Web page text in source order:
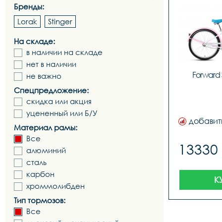
Бренды:
Lorak
Stinger
На складе:
в наличии на складе
нет в наличии
не важно
Спецпредложение:
скидка или акция
уцененный или Б/У
Материал рамы:
Все
алюминий
сталь
карбон
хроммолибден
Тип тормозов:
Все
Forward